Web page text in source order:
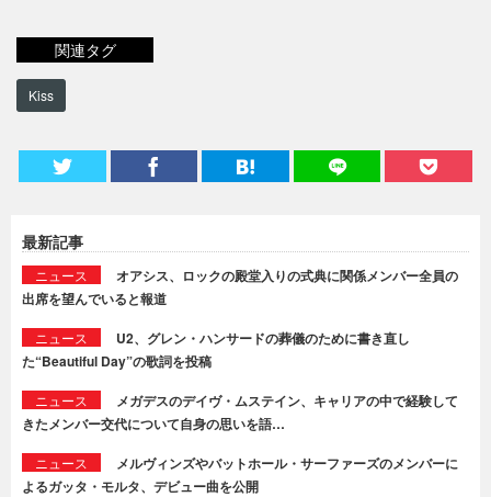
関連タグ
Kiss
最新記事
ニュース
オアシス、ロックの殿堂入りの式典に関係メンバー全員の
出席を望んでいると報道
ニュース
U2、グレン・ハンサードの葬儀のために書き直し
た“Beautiful Day”の歌詞を投稿
ニュース
メガデスのデイヴ・ムステイン、キャリアの中で経験して
きたメンバー交代について自身の思いを語…
ニュース
メルヴィンズやバットホール・サーファーズのメンバーに
よるガッタ・モルタ、デビュー曲を公開